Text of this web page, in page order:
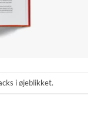
i øjeblikket.